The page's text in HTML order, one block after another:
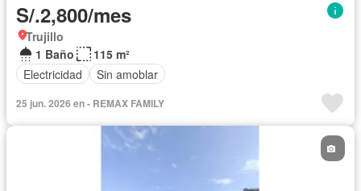
S/.2,800/mes
Trujillo
1 Baño
115 m²
Electricidad
Sin amoblar
25 jun. 2026 en - REMAX FAMILY